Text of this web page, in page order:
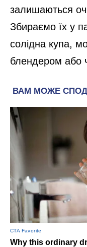
залишаються
Збираємо їх у
солідна купа,
блендером або